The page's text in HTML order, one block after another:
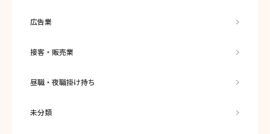
広告業
接客・販売業
昼職・夜職掛け持ち
未分類